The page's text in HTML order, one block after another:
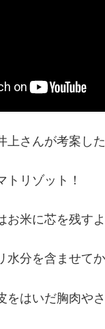
上さんが考案し
トリゾット！
お米に芯を残す
水分を含ませて
をはいだ胸肉や